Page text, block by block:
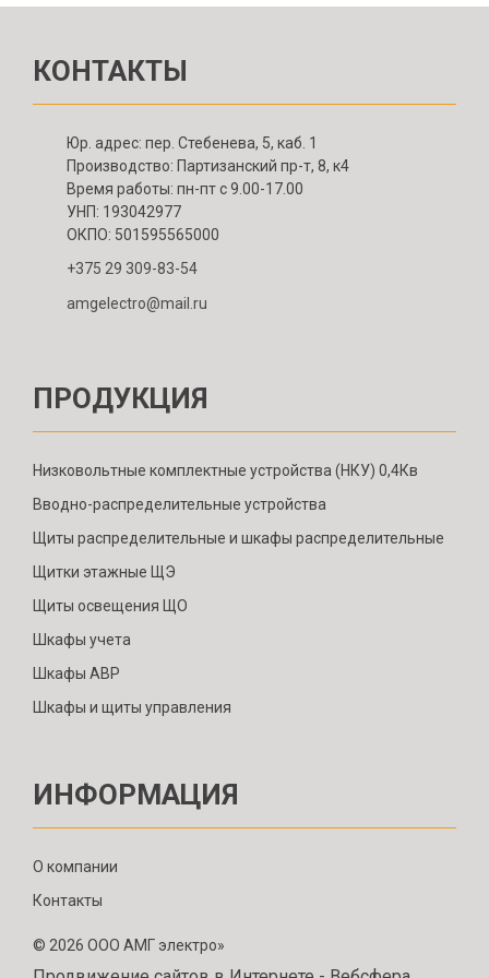
КОНТАКТЫ
Юр. адрес: пер. Стебенева, 5, каб. 1
Производство: Партизанский пр-т, 8, к4
Время работы: пн-пт с 9.00-17.00
УНП: 193042977
ОКПО: 501595565000
+375 29 309-83-54
amgelectro@mail.ru
ПРОДУКЦИЯ
Низковольтные комплектные устройства (НКУ) 0,4Кв
Вводно-распределительные устройства
Щиты распределительные и шкафы распределительные
Щитки этажные ЩЭ
Щиты освещения ЩО
Шкафы учета
Шкафы АВР
Шкафы и щиты управления
ИНФОРМАЦИЯ
О компании
Контакты
© 2026 ООО АМГ электро»